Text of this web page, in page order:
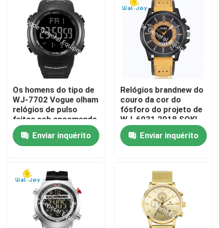
Produtos
Sobre nós
Os homens do tipo de
WJ-7702 Vogue olham
relógios de pulso
feitos sob encomenda
do plástico do
logotipo do OEM de
Digitas Handwatches
impermeável de
SMAEL
Enviar inquérito
Relógios brandnew do
couro da cor do
fósforo do projeto de
WJ-6931 2018 SOKI
para relógios de
quartzo dos homens
com data
Enviar inquérito